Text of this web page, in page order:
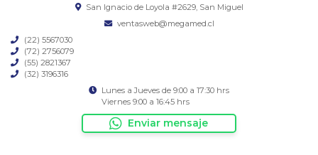
San Ignacio de Loyola #2629, San Miguel
ventasweb@megamed.cl
(22) 5567030
(72) 2756079
(55) 2821367
(32) 3196316
Lunes a Jueves de 9:00 a 17:30 hrs
Viernes 9:00 a 16:45 hrs
Enviar mensaje